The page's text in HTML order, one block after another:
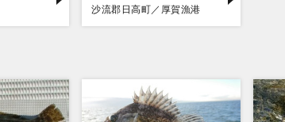
沙流郡日高町／厚賀漁港